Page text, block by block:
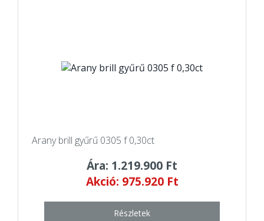
Arany brill gyűrű 0305 f 0,30ct
Ára: 1.219.900 Ft
Akció: 975.920 Ft
Részletek